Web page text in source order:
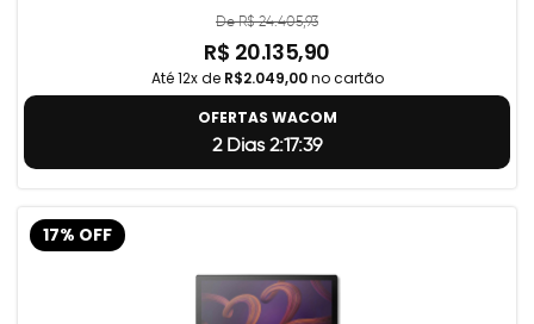
De R$ 24.405,93
R$ 20.135,90
Até 12x de R$2.049,00no cartão
OFERTAS WACOM
2 Dias 2:17:38
17% OFF